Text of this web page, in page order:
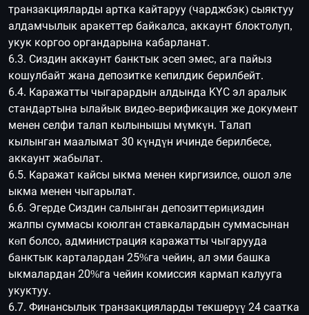
транзакцияларды артка кайтаруу (чарджбэк) сыяктуу
алдамчылык аракеттер байкалса, аккаунт блоктолуп,
укук коргоо органдарына кабарланат.
6.3. Сиздин аккаунт банктык эсеп эмес, ага пайыз
кошулбайт жана депозитке кепилдик берилбейт.
6.4. Каражатты чыгарардын алдында KYC эл аралык
стандартына ылайык видео-верификация же документ
менен селфи талап кылынышы мүмкүн. Талап
кылынган маалымат 30 күндүн ичинде берилбесе,
аккаунт жабылат.
6.5. Каражат кайсы ыкма менен киргизилсе, ошол эле
ыкма менен чыгарылат.
6.6. Эгерде Сиздин салынган депозиттериңиздин
жалпы суммасы коюлган ставкалардын суммасынан
көп болсо, администрация каражатты чыгарууда
банктык карталардан 25%га чейин, ал эми башка
ыкмалардан 20%га чейин комиссия кармап калууга
укуктуу.
6.7. Финансылык транзакцияларды текшерүү 24 саатка